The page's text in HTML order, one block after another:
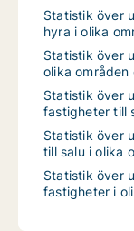
Statistik över
hyra i olika
Statistik över
olika områden
Statistik över
fastigheter till
Statistik över
till salu i olika
Statistik över
fastigheter i